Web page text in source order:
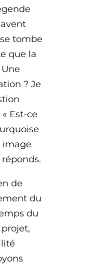
tombe
que la
? Je
Est-ce
image
de
du
du